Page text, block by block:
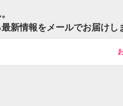
新情報をメールでお届けし